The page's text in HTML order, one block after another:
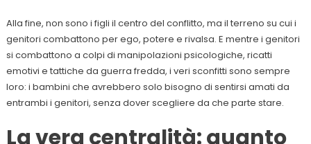
Alla fine, non sono i figli il centro del conflitto, ma il terreno su cui i
genitori combattono per ego, potere e rivalsa. E mentre i genitori
si combattono a colpi di manipolazioni psicologiche, ricatti
emotivi e tattiche da guerra fredda, i veri sconfitti sono sempre
loro: i bambini che avrebbero solo bisogno di sentirsi amati da
entrambi i genitori, senza dover scegliere da che parte stare.
La vera centralità: quanto